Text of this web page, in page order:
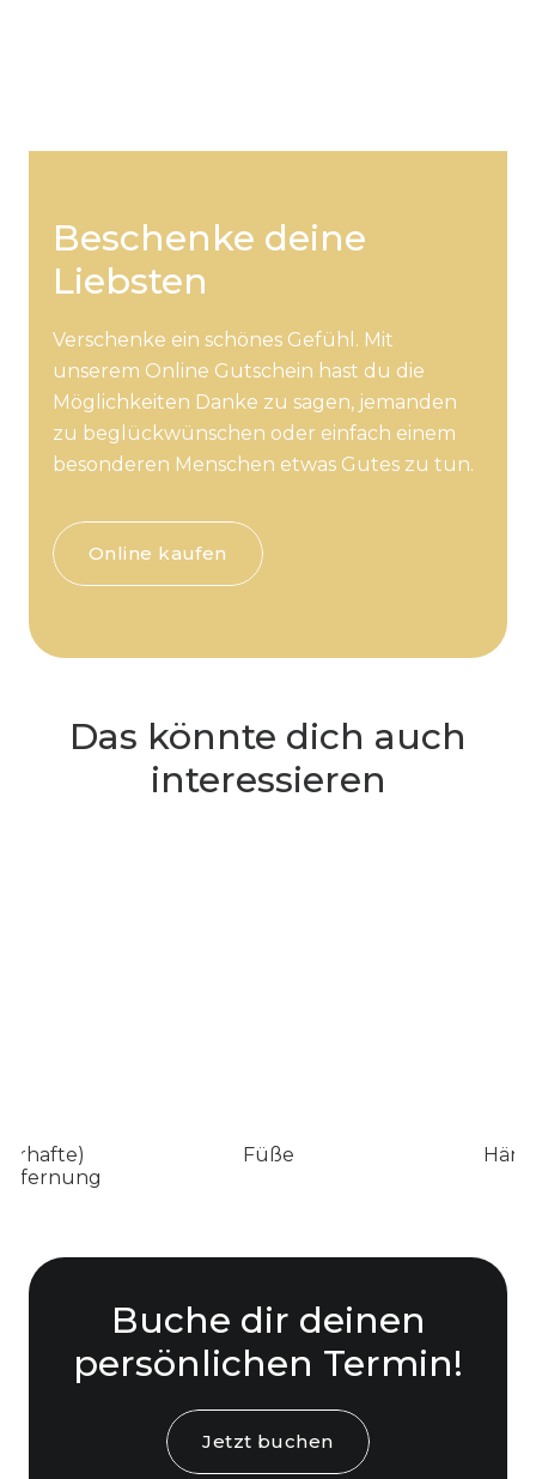
Beschenke deine
Liebsten
Verschenke ein schönes Gefühl. Mit
unserem Online Gutschein hast du die
Möglichkeiten Danke zu sagen, jemanden
zu beglückwünschen oder einfach einem
besonderen Menschen etwas Gutes zu tun.
Online kaufen
Das könnte dich auch
interessieren
Füße
Buche dir deinen
persönlichen Termin!
Jetzt buchen